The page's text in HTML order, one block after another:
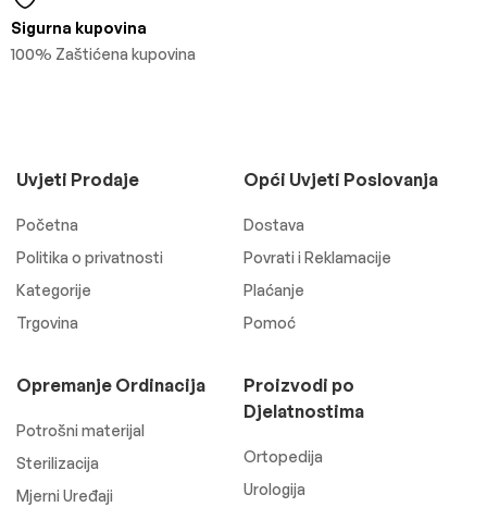
Sigurna kupovina
100% Zaštićena kupovina
Uvjeti Prodaje
Početna
Politika o privatnosti
Kategorije
Trgovina
Opći Uvjeti Poslovanja
Dostava
Povrati i Reklamacije
Plaćanje
Pomoć
Opremanje Ordinacija
Potrošni materijal
Sterilizacija
Mjerni Uređaji
Proizvodi po
Djelatnostima
Ortopedija
Urologija